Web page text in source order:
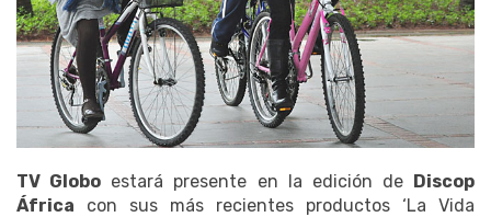
TV Globo estará presente en la edición de Discop
África con sus más recientes productos ‘La Vida